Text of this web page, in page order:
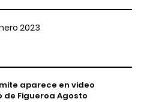
aparece en video
Figueroa Agosto